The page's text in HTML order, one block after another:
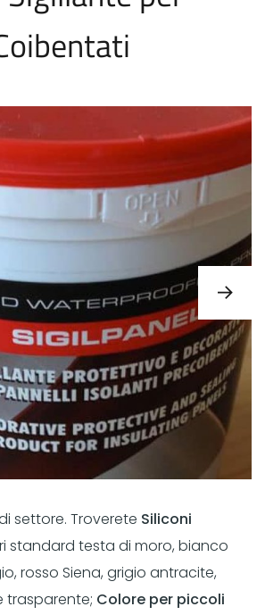
settore. Troverete Siliconi
standard testa di moro, bianco
rosso Siena, grigio antracite,
trasparente; Colore per piccoli